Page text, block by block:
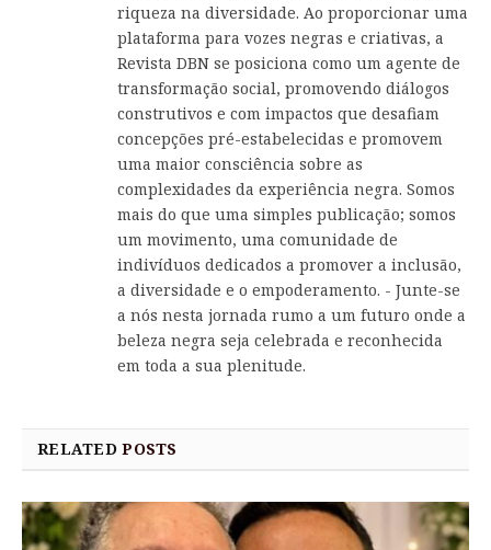
riqueza na diversidade. Ao proporcionar uma
plataforma para vozes negras e criativas, a
Revista DBN se posiciona como um agente de
transformação social, promovendo diálogos
construtivos e com impactos que desafiam
concepções pré-estabelecidas e promovem
uma maior consciência sobre as
complexidades da experiência negra. Somos
mais do que uma simples publicação; somos
um movimento, uma comunidade de
indivíduos dedicados a promover a inclusão,
a diversidade e o empoderamento. - Junte-se
a nós nesta jornada rumo a um futuro onde a
beleza negra seja celebrada e reconhecida
em toda a sua plenitude.
RELATEDPOSTS